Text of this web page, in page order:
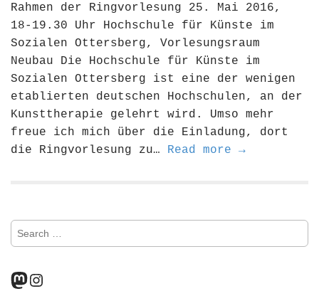
Rahmen der Ringvorlesung 25. Mai 2016,
18-19.30 Uhr Hochschule für Künste im
Sozialen Ottersberg, Vorlesungsraum
Neubau Die Hochschule für Künste im
Sozialen Ottersberg ist eine der wenigen
etablierten deutschen Hochschulen, an der
Kunsttherapie gelehrt wird. Umso mehr
freue ich mich über die Einladung, dort
die Ringvorlesung zu… Read more →
S
c
Mastodon
Instagram